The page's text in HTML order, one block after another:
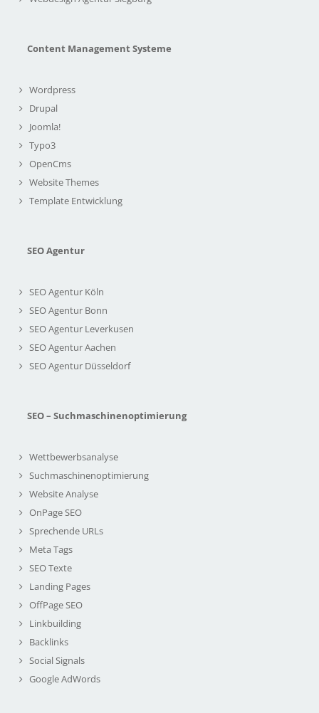
Content Management Systeme
Wordpress
Drupal
Joomla!
Typo3
OpenCms
Website Themes
Template Entwicklung
SEO Agentur
SEO Agentur Köln
SEO Agentur Bonn
SEO Agentur Leverkusen
SEO Agentur Aachen
SEO Agentur Düsseldorf
SEO – Suchmaschinenoptimierung
Wettbewerbsanalyse
Suchmaschinenoptimierung
Website Analyse
OnPage SEO
Sprechende URLs
Meta Tags
SEO Texte
Landing Pages
OffPage SEO
Linkbuilding
Backlinks
Social Signals
Google AdWords